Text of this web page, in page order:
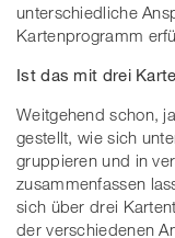
unterschiedliche
Kartenprogramm
Ist das mit drei
Weitgehend schon,
gestellt, wie sich
gruppieren und in
zusammenfassen
sich über drei
der verschiedenen